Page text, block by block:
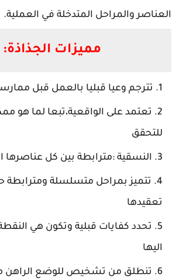
العناصر والمراحل المتدخلة في العملية.
مميزات الجذاذة:
تترجم وعيا قبليا بالعمل قبل
تعتمد على الواقعية،تبعا لما هو
للتحقق
النسقية :مترابطة بين كل عناصرها
تتميز بمراحل متسلسلة
تعقيدها
تحدد كفايات قبلية وتكون هي
اليها
تنطلق من تشخيص للوضع الراهن